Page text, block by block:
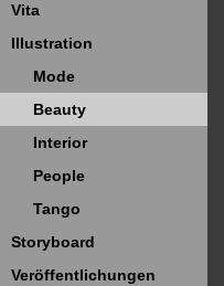
Vita
Illustration
Mode
Beauty
Interior
People
Tango
Storyboard
Veröffentlichungen